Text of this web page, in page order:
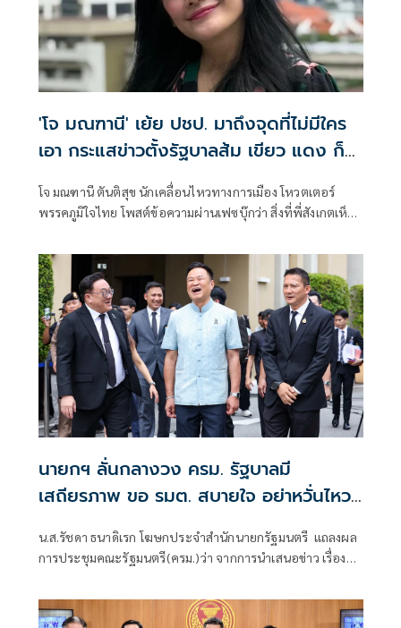
'โจ มณฑานี' เย้ย ปชป. มาถึงจุดที่ไม่มีใคร
เอา กระแสข่าวตั้งรัฐบาลส้ม เขียว แดง ก็
โจ มณฑานี ตันติสุข นักเคลื่อนไหวทางการเมือง โหวตเตอร์
พรรคภูมิใจไทย โพสต์ข้อความผ่านเฟซบุ๊กว่า สิ่งที่พี่สังเกตเห็น
ที่เป็นพรรคที่ทุกฝั่งลืมได้ไงเนี้ย
นายกฯ ลั่นกลางวง ครม. รัฐบาลมี
เสถียรภาพ ขอ รมต. สบายใจ อย่าหวั่นไหว
น.ส.รัชดา ธนาดิเรก โฆษกประจำสำนักนายกรัฐมนตรี แถลงผล
การประชุมคณะรัฐมนตรี(ครม.)ว่า จากการนำเสนอข่าว เรื่อง
ร่วมรัฐบาลและนายกฯไปแล้วว่า รัฐบาลนี้มีเสถียรภาพและ
ทำงานร่วมกันอย่างเต็มที่